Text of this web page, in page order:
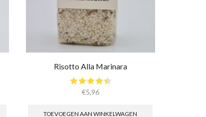
Risotto Alla Marinara
€5,96
TOEVOEGEN AAN WINKELWAGEN